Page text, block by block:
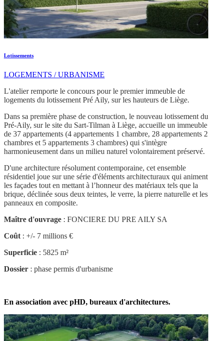
Lotissements
LOGEMENTS / URBANISME
L'atelier remporte le concours pour le premier immeuble de
logements du lotissement Pré Aily, sur les hauteurs de Liège.
Dans sa première phase de construction, le nouveau lotissement du
Pré-Aily, sur le site du Sart-Tilman à Liège, accueille un immeuble
de 37 appartements (4 appartements 1 chambre, 28 appartements 2
chambres et 5 appartements 3 chambres) qui s'intègre
harmonieusement dans un milieu naturel volontairement préservé.
D'une architecture résolument contemporaine, cet ensemble
résidentiel joue sur une série d'éléments architecturaux qui animent
les façades tout en mettant à l’honneur des matériaux tels que la
brique, déclinée sous deux teintes, le verre, la pierre naturelle et les
panneaux en composite.
Maître d'ouvrage : FONCIERE DU PRE AILY SA
Coût : +/- 7 millions €
Superficie : 5825 m²
Dossier : phase permis d'urbanisme
En association avec pHD, bureaux d'architectures.